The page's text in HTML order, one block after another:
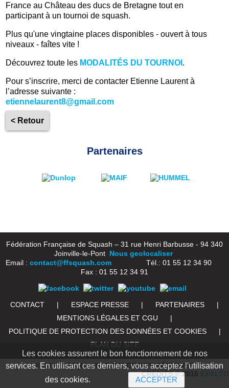
France au Château des ducs de Bretagne tout en
participant à un tournoi de squash.
Plus qu'une vingtaine places disponibles - ouvert à tous
niveaux - faîtes vite !
Découvrez toute les MODALITÉS DU TOURNOI .
Pour s’inscrire, merci de contacter Etienne Laurent à
l’adresse suivante :
etiennelaurent8@gmail.com
< Retour
Partenaires
Fédération Française de Squash – 31 rue Henri Barbusse - 94 340
Joinville-le-Pont Nous geolocaliser
Email : contact@ffsquash.comTél.: 01 55 12 34 90
Fax : 01 55 12 34 91
CONTACT | ESPACE PRESSE | PARTENAIRES
|
MENTIONS LÉGALES ET CGU
|
POLITIQUE DE PROTECTION DES DONNÉES ET COOKIES
|
PLAN DU SITE
© 2016 FFSQUASH. TOUS DROITS RÉSERVÉS
CRÉDITS © 2016 EXALTO
Les cookies assurent le bon fonctionnement de nos
services. En utilisant ces derniers, vous acceptez l'utilisation
des cookies.
ACCEPTER